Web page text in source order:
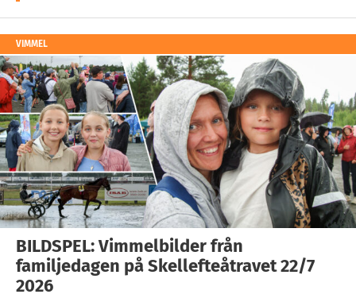
VIMMEL
BILDSPEL: Vimmelbilder från
familjedagen på Skellefteåtravet 22/7
2026